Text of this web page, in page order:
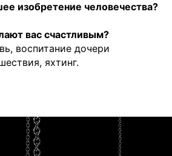
изобретение человечества?
вас счастливым?
воспитание дочери
яхтинг.